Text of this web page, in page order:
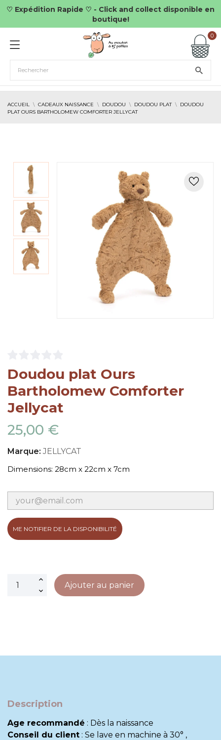
♡ Expédition Rapide ♡ - Click and collect disponible en
boutique!
0
ACCUEIL CADEAUX NAISSANCE DOUDOU DOUDOU PLAT
DOUDOU
PLAT OURS BARTHOLOMEW COMFORTER JELLYCAT
Doudou plat Ours
Bartholomew Comforter
Jellycat
25,00 €
Marque: JELLYCAT
Dimensions: 28cm x 22cm x 7cm
ME NOTIFIER DE LA DISPONIBILITÉ
Ajouter au panier
Description
Age recommandé : Dès la naissance
Conseil du client : Se lave en machine à 30° ,